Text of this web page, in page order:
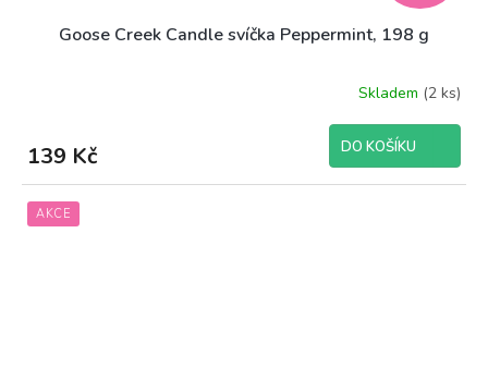
Goose Creek Candle svíčka Peppermint, 198 g
Skladem (2 ks)
139 Kč DO KOŠÍKU
AKCE